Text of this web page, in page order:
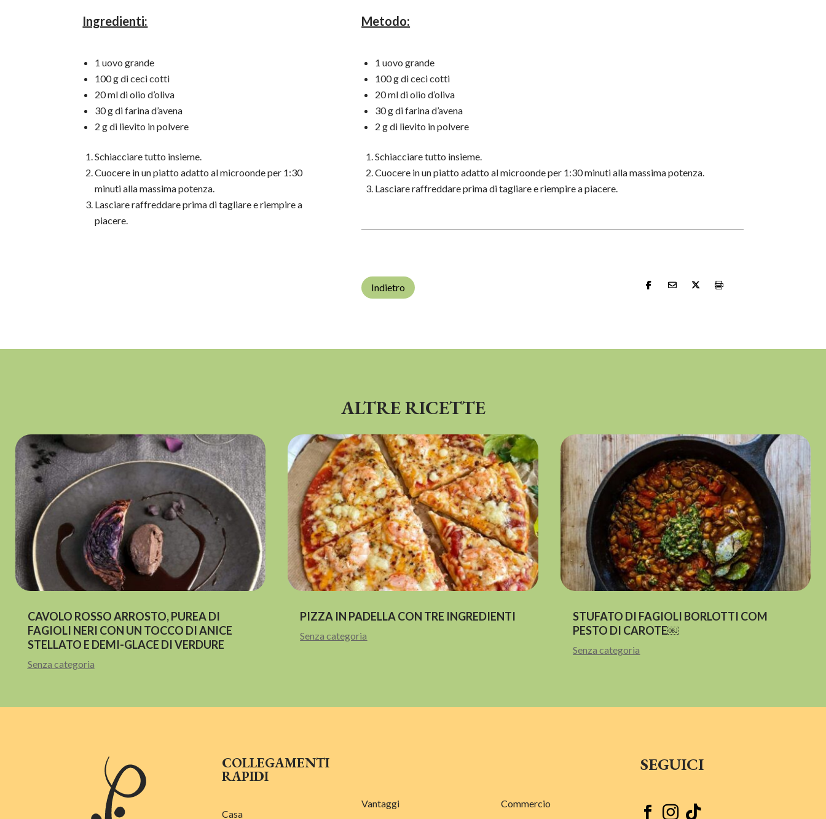
Ingredienti:
1 uovo grande
100 g di ceci cotti
20 ml di olio d’oliva
30 g di farina d’avena
2 g di lievito in polvere
Schiacciare tutto insieme.
Cuocere in un piatto adatto al microonde per 1:30
minuti alla massima potenza.
Lasciare raffreddare prima di tagliare e riempire a
piacere.
Metodo:
1 uovo grande
100 g di ceci cotti
20 ml di olio d’oliva
30 g di farina d’avena
2 g di lievito in polvere
Schiacciare tutto insieme.
Cuocere in un piatto adatto al microonde per 1:30 minuti alla massima potenza.
Lasciare raffreddare prima di tagliare e riempire a piacere.
Indietro
ALTRE RICETTE
CAVOLO ROSSO ARROSTO, PUREA DI
FAGIOLI NERI CON UN TOCCO DI ANICE
STELLATO E DEMI-GLACE DI VERDURE
Senza categoria
PIZZA IN PADELLA CON TRE INGREDIENTI
Senza categoria
STUFATO DI FAGIOLI BORLOTTI COM
PESTO DI CAROTE￼
Senza categoria
COLLEGAMENTI
RAPIDI
Casa
Vantaggi Commercio
SEGUICI
  